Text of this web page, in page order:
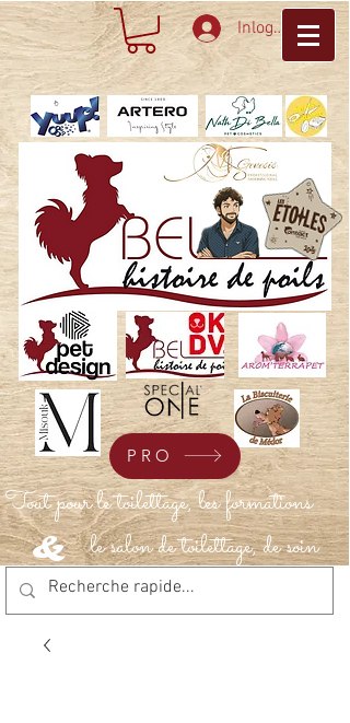
Inloggen
Tout pour le toilettage, les formations
le salon de toilettage, de soin
&
PRO